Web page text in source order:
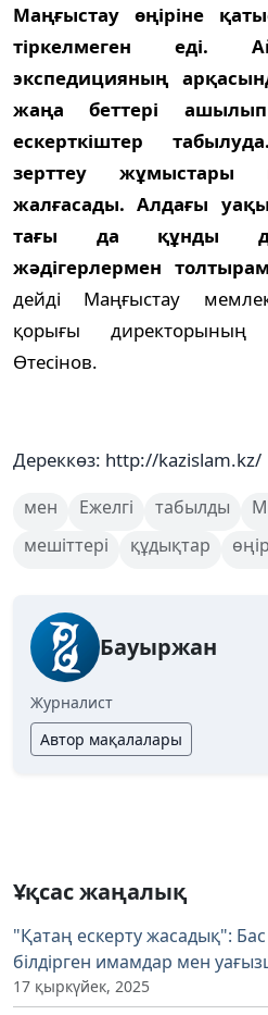
Маңғыстау өңіріне
тіркелмеген еді.
экспедицияның
жаңа беттері
ескерткіштер
зерттеу
жалғасады. Алдағы
тағы да құнды
жәдігерлермен
дейді Маңғыстау
қорығы
Өтесінов.
Дереккөз: http://kazislam.kz/
мен Ежелгі табылды
мешіттері
құдықтар
Бауыржан
Журналист
Автор мақалалары
Ұқсас жаңалық
"Қатаң ескерту жасадық":
білдірген имамдар мен
17 қыркүйек, 2025